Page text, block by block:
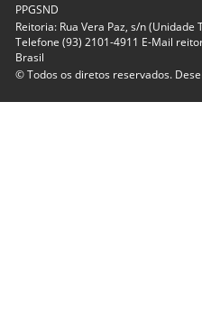
PPGSND
Reitoria: Rua Vera Paz, s/n
Telefone (93) 2101-4911 E-Mail
Brasil
© Todos os diretos reservados.